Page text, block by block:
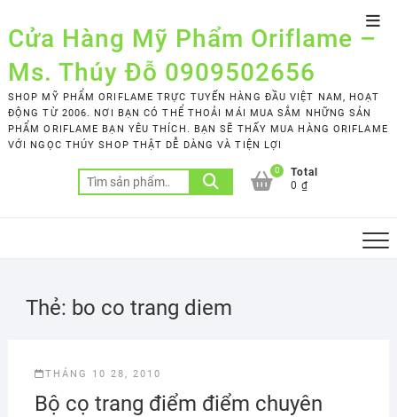
to
content
Cửa Hàng Mỹ Phẩm Oriflame –
Ms. Thúy Đỗ 0909502656
SHOP MỸ PHẨM ORIFLAME TRỰC TUYẾN HÀNG ĐẦU VIỆT NAM, HOẠT
ĐỘNG TỪ 2006. NƠI BẠN CÓ THỂ THOẢI MÁI MUA SẮM NHỮNG SẢN
PHẨM ORIFLAME BẠN YÊU THÍCH. BẠN SẼ THẤY MUA HÀNG ORIFLAME
VỚI NGỌC THÚY SHOP THẬT DỄ DÀNG VÀ TIỆN LỢI
Tìm
kiếm:
0
Total
0 ₫
Thẻ: bo co trang diem
THÁNG 10 28, 2010
Bộ cọ trang điểm điểm chuyên